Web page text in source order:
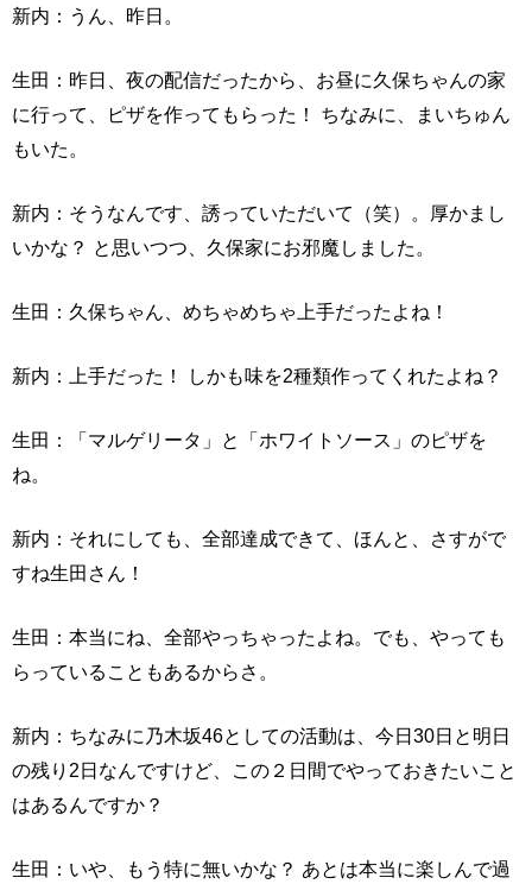
新内：うん、昨日。
生田：昨日、夜の配信だったから、お昼に久保ちゃんの家
に行って、ピザを作ってもらった！ ちなみに、まいちゅん
もいた。
新内：そうなんです、誘っていただいて（笑）。厚かまし
いかな？ と思いつつ、久保家にお邪魔しました。
生田：久保ちゃん、めちゃめちゃ上手だったよね！
新内：上手だった！ しかも味を2種類作ってくれたよね？
生田：「マルゲリータ」と「ホワイトソース」のピザを
ね。
新内：それにしても、全部達成できて、ほんと、さすがで
すね生田さん！
生田：本当にね、全部やっちゃったよね。でも、やっても
らっていることもあるからさ。
新内：ちなみに乃木坂46としての活動は、今日30日と明日
の残り2日なんですけど、この２日間でやっておきたいこと
はあるんですか？
生田：いや、もう特に無いかな？ あとは本当に楽しんで過